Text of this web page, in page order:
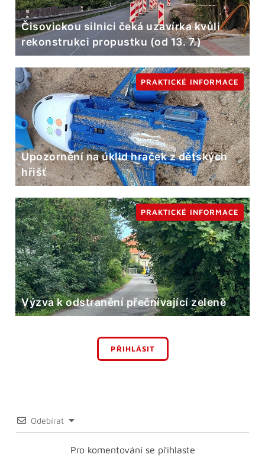
Čisovickou silnici čeká uzavírka kvůli
rekonstrukci propustku (od 13. 7.)
Upozornění na úklid hraček z dětských
hřišť
PRAKTICKÉ INFORMACE
Výzva k odstranění přečnívající zeleně
PRAKTICKÉ INFORMACE
PŘIHLÁSIT
Odebírat
Pro komentování se přihlaste